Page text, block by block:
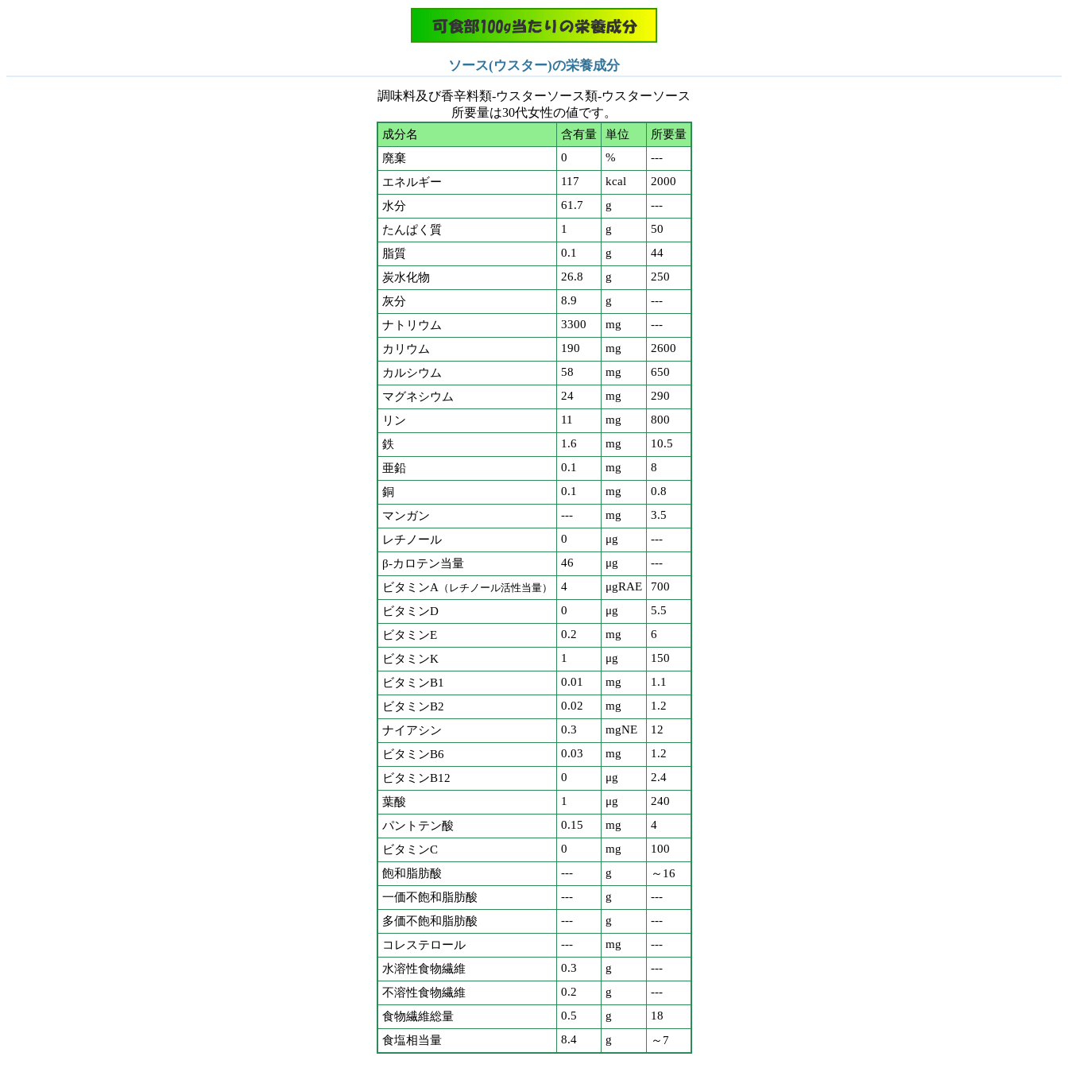
ソース(ウスター)の栄養成分
調味料及び香辛料類-ウスターソース類-ウスターソース
所要量は30代女性の値です。
成分名 含有量 単位
所要量
廃棄
0 %
---
エネルギー
117 kcal
2000
水分
61.7 g
---
たんぱく質
1 g
50
脂質
0.1 g
44
炭水化物
26.8 g
250
灰分
8.9 g
---
ナトリウム
3300 mg
---
カリウム
190 mg
2600
カルシウム
58 mg
650
マグネシウム
24 mg
290
リン
11 mg
800
鉄
1.6 mg
10.5
亜鉛
0.1 mg
8
銅
0.1 mg
0.8
マンガン
--- mg
3.5
レチノール
0 μg
---
β-カロテン当量
46 μg
---
ビタミンA（レチノール活性当量） 4 μgRAE
700
ビタミンD
0 μg
5.5
ビタミンE
0.2 mg
6
ビタミンK
1 μg
150
ビタミンB1
0.01 mg
1.1
ビタミンB2
0.02 mg
1.2
ナイアシン
0.3 mgNE
12
ビタミンB6
0.03 mg
1.2
ビタミンB12
0 μg
2.4
葉酸
1 μg
240
パントテン酸
0.15 mg
4
ビタミンC
0 mg
100
飽和脂肪酸
--- g
～16
一価不飽和脂肪酸
--- g
---
多価不飽和脂肪酸
--- g
---
コレステロール
--- mg
---
水溶性食物繊維
0.3 g
---
不溶性食物繊維
0.2 g
---
食物繊維総量
0.5 g
18
食塩相当量
8.4 g ～7